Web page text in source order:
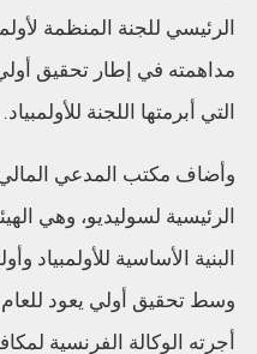
التي أبرمتها اللجنة للأولمبياد.
وأضاف مكتب المدعي
الرئيسية لسوليديو، وهي
البنية الأساسية للأولمبياد
وسط تحقيق أولي يعود
أجرته الوكالة الفرنسية